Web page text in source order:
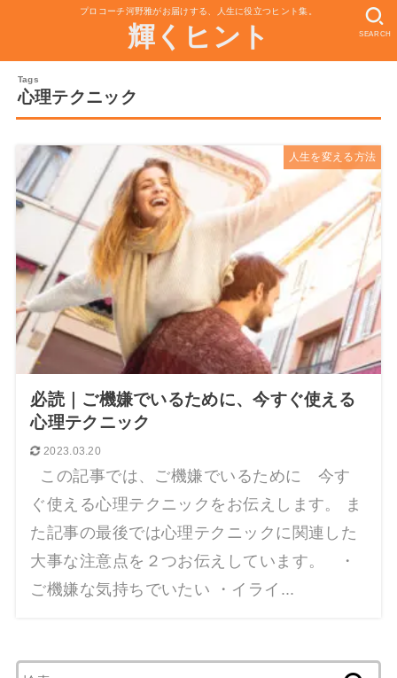
プロコーチ河野雅がお届けする、人生に役立つヒント集。
輝くヒント SEARCH
心理テクニック
人生を変える方法
必読｜ご機嫌でいるために、今すぐ使える
心理テクニック
2023.03.20
この記事では、ご機嫌でいるために 今す
ぐ使える心理テクニックをお伝えします。 ま
た記事の最後では心理テクニックに関連した
大事な注意点を２つお伝えしています。 ・
ご機嫌な気持ちでいたい ・イライ...